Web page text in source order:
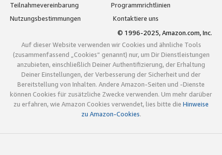
Teilnahmevereinbarung
Programmrichtlinien
Nutzungsbestimmungen
Kontaktiere uns
© 1996-2025, Amazon.com, Inc.
Auf dieser Website verwenden wir Cookies und ähnliche Tools
(zusammenfassend „Cookies“ genannt) nur, um Dir Dienstleistungen
anzubieten, einschließlich Deiner Authentifizierung, der Erhaltung
Deiner Einstellungen, der Verbesserung der Sicherheit und der
Bereitstellung von Inhalten. Andere Amazon-Seiten und -Dienste
können Cookies für zusätzliche Zwecke verwenden. Um mehr darüber
zu erfahren, wie Amazon Cookies verwendet, lies bitte die Hinweise
zu Amazon-Cookies.